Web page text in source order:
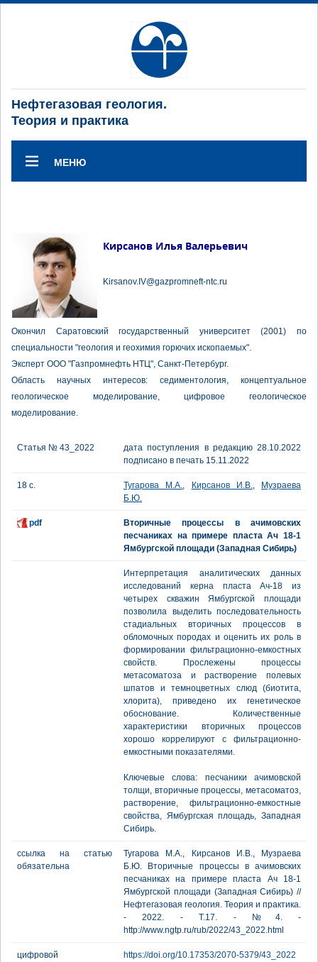
Нефтегазовая геология.
Теория и практика
МЕНЮ
Кирсанов Илья Валерьевич
Kirsanov.IV@gazpromneft-ntc.ru
Окончил Саратовский государственный университет (2001) по
специальности "геология и геохимия горючих ископаемых".
Эксперт ООО "Газпромнефть НТЦ", Санкт-Петербург.
Область научных интересов: седиментология, концептуальное
геологическое моделирование, цифровое геологическое
моделирование.
Статья № 43_2022
дата поступления в редакцию 28.10.2022
подписано в печать 15.11.2022
18 с. Тугарова М.А., Кирсанов И.В.,
Музраева
Б.Ю.
pdf
Вторичные процессы в ачимовских
песчаниках на примере пласта Ач 18-1
Ямбургской площади (Западная Сибирь)
Интерпретация аналитических данных
исследований керна пласта Ач-18 из
четырех скважин Ямбургской площади
позволила выделить последовательность
стадиальных вторичных процессов в
обломочных породах и оценить их роль в
формировании фильтрационно-емкостных
свойств. Прослежены процессы
метасоматоза и растворение полевых
шпатов и темноцветных слюд (биотита,
хлорита), приведено их генетическое
обоснование. Количественные
характеристики вторичных процессов
хорошо коррелируют с фильтрационно-
емкостными показателями.
Ключевые слова: песчаники ачимовской
толщи, вторичные процессы, метасоматоз,
растворение, фильтрационно-емкостные
свойства, Ямбургская площадь, Западная
Сибирь.
ссылка на статью
обязательна
Тугарова М.А., Кирсанов И.В., Музраева
Б.Ю. Вторичные процессы в ачимовских
песчаниках на примере пласта Ач 18-1
Ямбургской площади (Западная Сибирь) //
Нефтегазовая геология. Теория и практика.
- 2022. - Т.17. - №4. -
http://www.ngtp.ru/rub/2022/43_2022.html
цифровой
https://doi.org/10.17353/2070-5379/43_2022